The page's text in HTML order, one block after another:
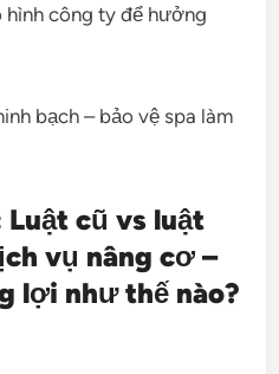
hình công ty để hưởng
bạch – bảo vệ spa làm
Luật cũ vs luật
vụ nâng cơ –
lợi như thế nào?